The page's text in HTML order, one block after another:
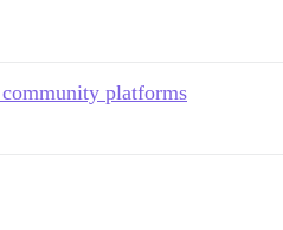
platforms